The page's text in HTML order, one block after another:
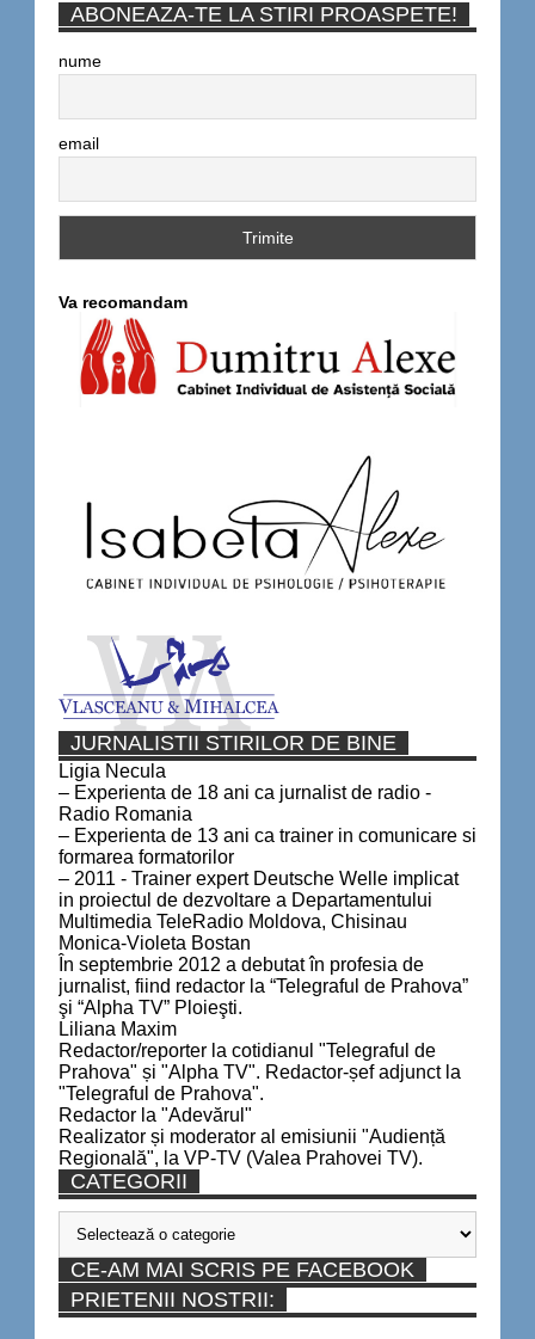
ABONEAZA-TE LA STIRI PROASPETE!
nume
email
Va recomandam
JURNALISTII STIRILOR DE BINE
Ligia Necula
– Experienta de 18 ani ca jurnalist de radio -
Radio Romania
– Experienta de 13 ani ca trainer in comunicare si
formarea formatorilor
– 2011 - Trainer expert Deutsche Welle implicat
in proiectul de dezvoltare a Departamentului
Multimedia TeleRadio Moldova, Chisinau
Monica-Violeta Bostan
În septembrie 2012 a debutat în profesia de
jurnalist, fiind redactor la “Telegraful de Prahova”
şi “Alpha TV” Ploieşti.
Liliana Maxim
Redactor/reporter la cotidianul "Telegraful de
Prahova" și "Alpha TV". Redactor-șef adjunct la
"Telegraful de Prahova".
Redactor la "Adevărul"
Realizator și moderator al emisiunii "Audiență
Regională", la VP-TV (Valea Prahovei TV).
CATEGORII
Categorii
CE-AM MAI SCRIS PE FACEBOOK
PRIETENII NOSTRII: